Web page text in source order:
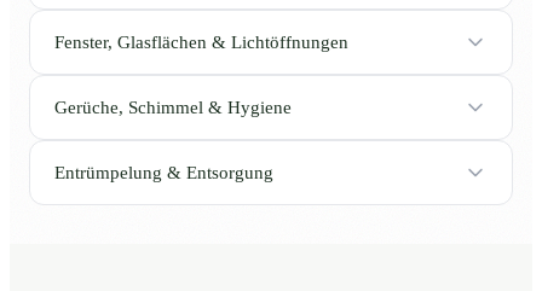
Fenster, Glasflächen & Lichtöffnungen
Gerüche, Schimmel & Hygiene
Entrümpelung & Entsorgung